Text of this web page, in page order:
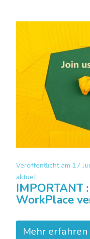
Veröffentlicht am 17
aktuell
IMPORTANT
WorkPlace
Mehr erfahren